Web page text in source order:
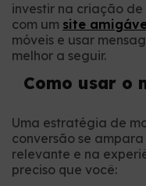
investir na criação
com um site
móveis e usar
melhor a seguir.
Como usar o
Uma estratégia de
conversão se
relevante e na
preciso que você: